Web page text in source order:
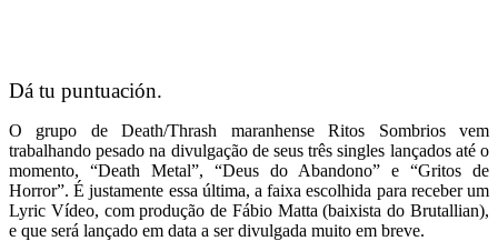
Dá tu puntuación.
O grupo de Death/Thrash maranhense Ritos Sombrios vem
trabalhando pesado na divulgação de seus três singles lançados até o
momento, “Death Metal”, “Deus do Abandono” e “Gritos de
Horror”. É justamente essa última, a faixa escolhida para receber um
Lyric Vídeo, com produção de Fábio Matta (baixista do Brutallian),
e que será lançado em data a ser divulgada muito em breve.